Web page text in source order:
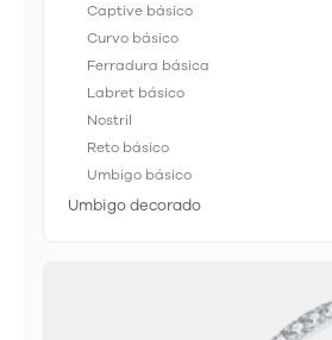
Captive básico
Curvo básico
Ferradura básica
Labret básico
Nostril
Reto básico
Umbigo básico
Umbigo decorado